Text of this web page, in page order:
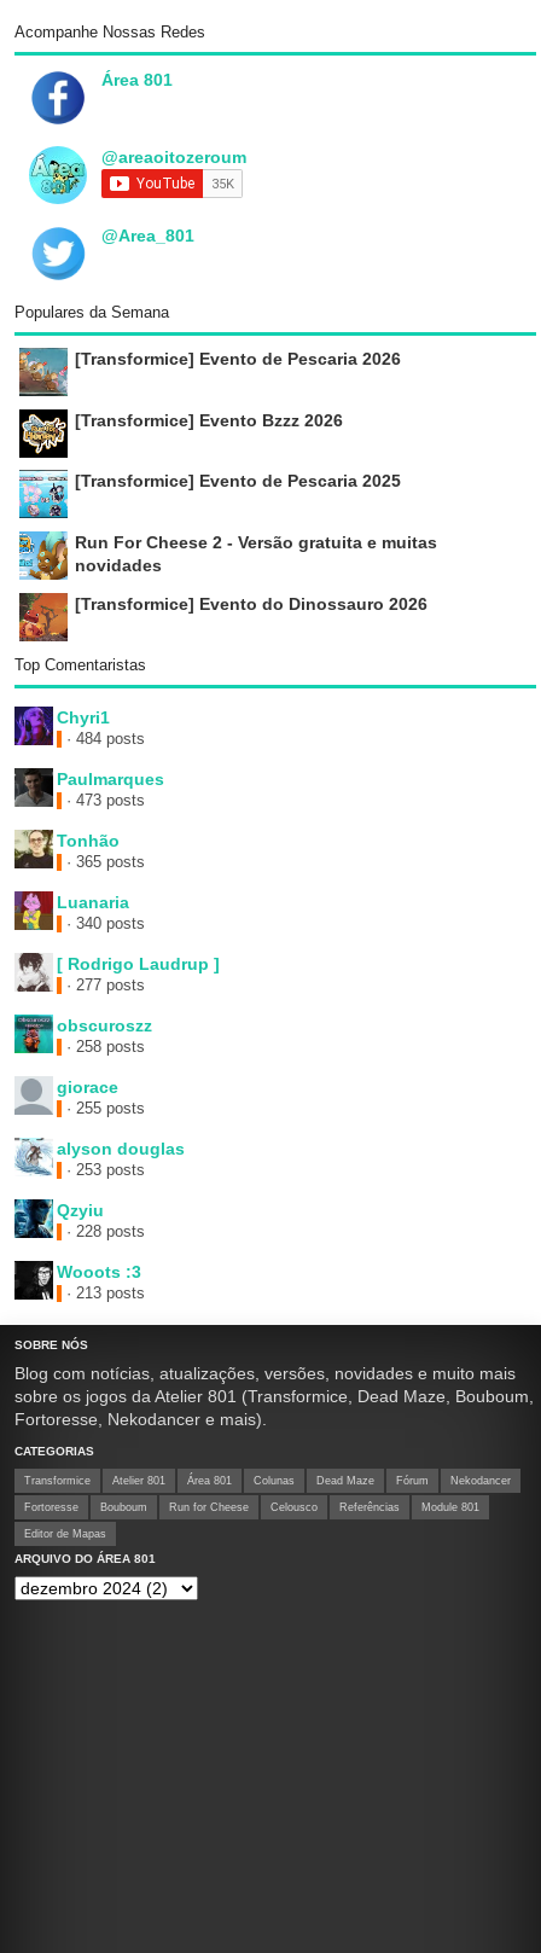
Acompanhe Nossas Redes
Área 801
@areaoitozeroum
@Area_801
Populares da Semana
[Transformice] Evento de Pescaria 2026
[Transformice] Evento Bzzz 2026
[Transformice] Evento de Pescaria 2025
Run For Cheese 2 - Versão gratuita e muitas
novidades
[Transformice] Evento do Dinossauro 2026
Top Comentaristas
Chyri1
· 484 posts
Paulmarques
· 473 posts
Tonhão
· 365 posts
Luanaria
· 340 posts
[ Rodrigo Laudrup ]
· 277 posts
obscuroszz
· 258 posts
giorace
· 255 posts
alyson douglas
· 253 posts
Qzyiu
· 228 posts
Wooots :3
· 213 posts
SOBRE NÓS
Blog com notícias, atualizações, versões, novidades e muito mais
sobre os jogos da Atelier 801 (Transformice, Dead Maze, Bouboum,
Fortoresse, Nekodancer e mais).
CATEGORIAS
Transformice Atelier 801 Área 801 Colunas Dead Maze Fórum Nekodancer
Fortoresse Bouboum Run for Cheese Celousco Referências Module 801
Editor de Mapas
ARQUIVO DO ÁREA 801